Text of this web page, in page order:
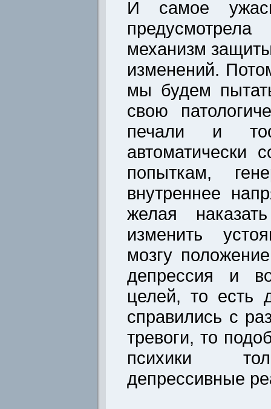
И самое
механизм
изменений.
мы будем
свою
печали и
автоматически
попыткам,
внутреннее
желая
изменить
мозгу
депрессия и
целей, то есть
справились с
тревоги, то
психики
депрессивные